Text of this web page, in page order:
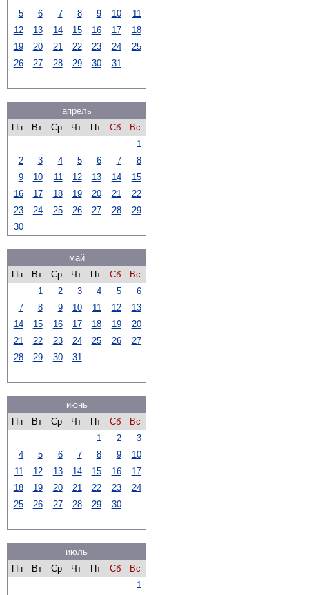
5
6 7 8 9 10
11
12
13 14 15 16 17
18
19
20 21 22 23 24
25
26
27 28 29 30 31
апрель
Пн
Вт Ср Чт Пт Сб
Вс
1
2
3 4 5 6 7
8
9
10 11 12 13 14
15
16
17 18 19 20 21
22
23
24 25 26 27 28
29
30
май
Пн
Вт Ср Чт Пт Сб
Вс
1
2 3 4 5
6
7
8 9 10 11 12
13
14
15 16 17 18 19
20
21
22 23 24 25 26
27
28
29 30 31
июнь
Пн
Вт Ср Чт Пт Сб
Вс
1
2
3
4
5 6 7 8 9
10
11
12 13 14 15 16
17
18
19 20 21 22 23
24
25
26 27 28 29 30
июль
Пн
Вт Ср Чт Пт Сб
Вс
1